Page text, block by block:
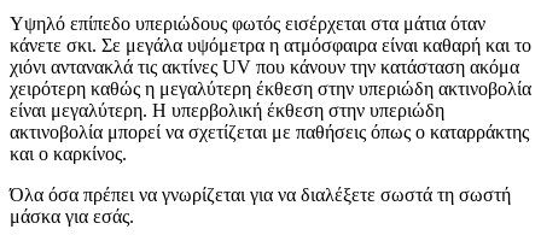
Υψηλό επίπεδο υπεριώδους φωτός εισέρχεται στα μάτια όταν
κάνετε σκι. Σε μεγάλα υψόμετρα η ατμόσφαιρα είναι καθαρή και το
χιόνι αντανακλά τις ακτίνες UV που κάνουν την κατάσταση ακόμα
χειρότερη καθώς η μεγαλύτερη έκθεση στην υπεριώδη ακτινοβολία
είναι μεγαλύτερη. Η υπερβολική έκθεση στην υπεριώδη
ακτινοβολία μπορεί να σχετίζεται με παθήσεις όπως ο καταρράκτης
και ο καρκίνος.
Όλα όσα πρέπει να γνωρίζεται για να διαλέξετε σωστά τη σωστή
μάσκα για εσάς.